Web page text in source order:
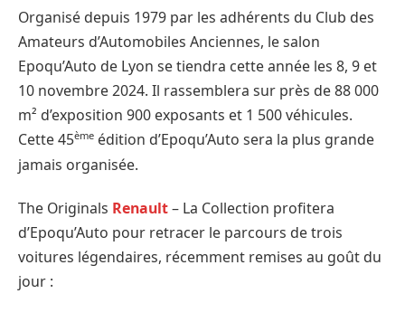
Organisé depuis 1979 par les adhérents du Club des
Amateurs d’Automobiles Anciennes, le salon
Epoqu’Auto de Lyon se tiendra cette année les 8, 9 et
10 novembre 2024. Il rassemblera sur près de 88 000
m² d’exposition 900 exposants et 1 500 véhicules.
Cette 45ème édition d’Epoqu’Auto sera la plus grande
jamais organisée.
The Originals Renault– La Collection profitera
d’Epoqu’Auto pour retracer le parcours de trois
voitures légendaires, récemment remises au goût du
jour :